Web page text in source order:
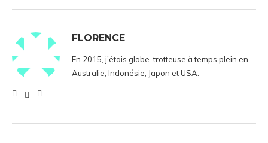
FLORENCE
En 2015, j'étais globe-trotteuse à temps plein en
Australie, Indonésie, Japon et USA.